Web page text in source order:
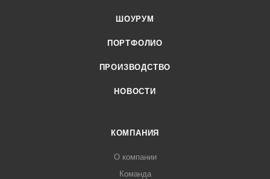
ШОУРУМ
ПОРТФОЛИО
ПРОИЗВОДСТВО
НОВОСТИ
КОМПАНИЯ
О компании
Команда